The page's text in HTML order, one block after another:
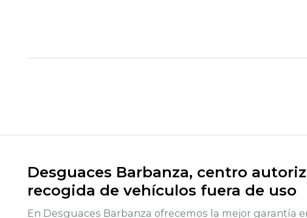
Desguaces Barbanza, centro
recogida de vehículos fuera de uso
En Desguaces Barbanza ofrecemos la mejor garantía